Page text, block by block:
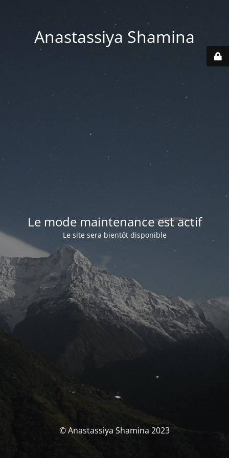
Anastassiya Shamina
Le mode maintenance est actif
Le site sera bientôt disponible
© Anastassiya Shamina 2023